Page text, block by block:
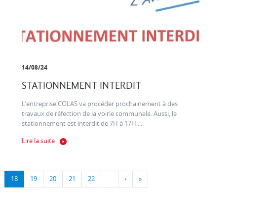
14/08/24
STATIONNEMENT INTERDIT
L’entreprise COLAS va procéder prochainement à des
travaux de réfection de la voirie communale. Aussi, le
stationnement est interdit de 7H à 17H :...
Lire la suite
18 19 20 21 22 … › »